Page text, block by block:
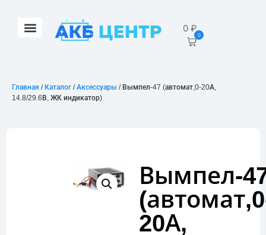
0₽
0
Главная / Каталог /Аксессуары / Вымпел-47 (автомат,0-20А,
14.8/29.6В, ЖК индикатор)
Вымпел-
20А,